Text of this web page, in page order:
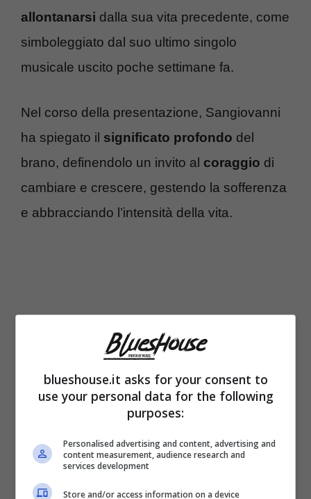
allontanarsi dalla sua vita precedente, come
simboleggiato dal suo ultimo singolo
musicale uscito poche settimane fa.
Nel corso della presentazione, Sangiovanni
ha spiegato il significato profondo del
brano, definendolo un invito al coraggio di
cambiare e crescere, gestendo la sofferenza
e abbracciando l’intensità della vita.
L’artista si mostra più sereno invece riguardo
alla competizione aSanremo 2024
sottolineando la sincerità e la forza della sua
blueshouse.it asks for your consent to
use your personal data for the following
purposes:
Personalised advertising and content, advertising and
content measurement, audience research and
services development
Store and/or access information on a device